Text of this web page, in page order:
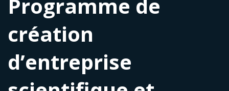
Programme de
création
d’entreprise